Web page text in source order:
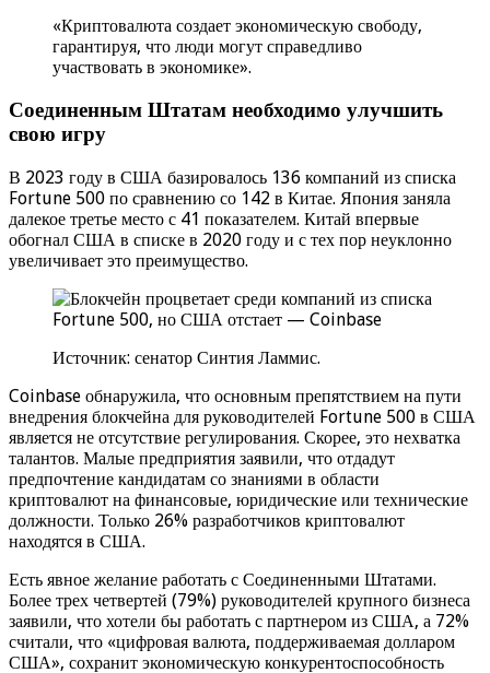
«Криптовалюта создает экономическую свободу,
гарантируя, что люди могут справедливо
участвовать в экономике».
Соединенным Штатам необходимо улучшить
свою игру
В 2023 году в США базировалось 136 компаний из списка
Fortune 500 по сравнению со 142 в Китае. Япония заняла
далекое третье место с 41 показателем. Китай впервые
обогнал США в списке в 2020 году и с тех пор неуклонно
увеличивает это преимущество.
Источник: сенатор Синтия Ламмис.
Coinbase обнаружила, что основным препятствием на пути
внедрения блокчейна для руководителей Fortune 500 в США
является не отсутствие регулирования. Скорее, это нехватка
талантов. Малые предприятия заявили, что отдадут
предпочтение кандидатам со знаниями в области
криптовалют на финансовые, юридические или технические
должности. Только 26% разработчиков криптовалют
находятся в США.
Есть явное желание работать с Соединенными Штатами.
Более трех четвертей (79%) руководителей крупного бизнеса
заявили, что хотели бы работать с партнером из США, а 72%
считали, что «цифровая валюта, поддерживаемая долларом
США», сохранит экономическую конкурентоспособность